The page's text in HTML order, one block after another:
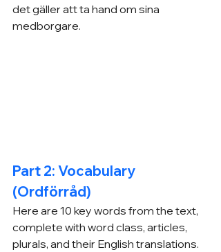
det gäller att ta hand om sina
medborgare.
Part 2: Vocabulary
(Ordförråd)
Here are 10 key words from the text,
complete with word class, articles,
plurals, and their English translations.